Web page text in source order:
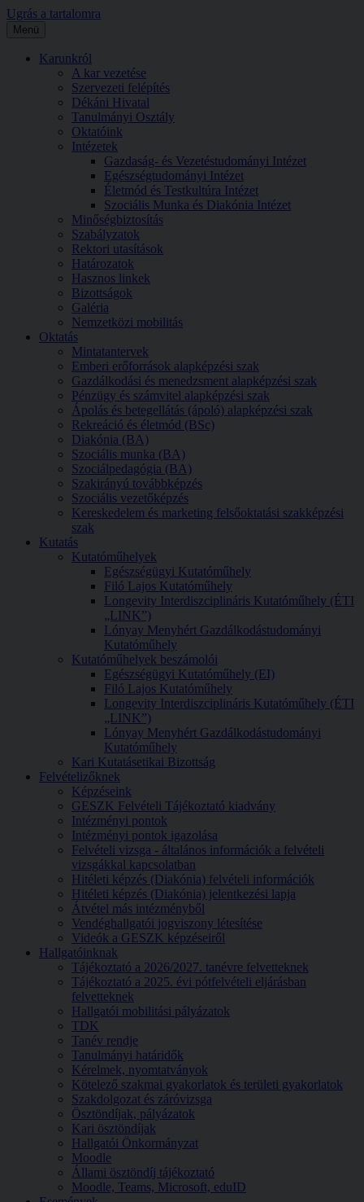
Ugrás a tartalomra
Menü
Karunkról
A kar vezetése
Szervezeti felépítés
Dékáni Hivatal
Tanulmányi Osztály
Oktatóink
Intézetek
Gazdaság- és Vezetéstudományi Intézet
Egészségtudományi Intézet
Életmód és Testkultúra Intézet
Szociális Munka és Diakónia Intézet
Minőségbiztosítás
Szabályzatok
Rektori utasítások
Határozatok
Hasznos linkek
Bizottságok
Galéria
Nemzetközi mobilitás
Oktatás
Mintatantervek
Emberi erőforrások alapképzési szak
Gazdálkodási és menedzsment alapképzési szak
Pénzügy és számvitel alapképzési szak
Ápolás és betegellátás (ápoló) alapképzési szak
Rekreáció és életmód (BSc)
Diakónia (BA)
Szociális munka (BA)
Szociálpedagógia (BA)
Szakirányú továbbképzés
Szociális vezetőképzés
Kereskedelem és marketing felsőoktatási szakképzési
szak
Kutatás
Kutatóműhelyek
Egészségügyi Kutatóműhely
Filó Lajos Kutatóműhely
Longevity Interdiszciplináris Kutatóműhely (ÉTI
„LINK”)
Lónyay Menyhért Gazdálkodástudományi
Kutatóműhely
Kutatóműhelyek beszámolói
Egészségügyi Kutatóműhely (EI)
Filó Lajos Kutatóműhely
Longevity Interdiszciplináris Kutatóműhely (ÉTI
„LINK”)
Lónyay Menyhért Gazdálkodástudományi
Kutatóműhely
Kari Kutatásetikai Bizottság
Felvételizőknek
Képzéseink
GESZK Felvételi Tájékoztató kiadvány
Intézményi pontok
Intézményi pontok igazolása
Felvételi vizsga - általános információk a felvételi
vizsgákkal kapcsolatban
Hitéleti képzés (Diakónia) felvételi információk
Hitéleti képzés (Diakónia) jelentkezési lapja
Átvétel más intézményből
Vendéghallgatói jogviszony létesítése
Videók a GESZK képzéseiről
Hallgatóinknak
Tájékoztató a 2026/2027. tanévre felvetteknek
Tájékoztató a 2025. évi pótfelvételi eljárásban
felvetteknek
Hallgatói mobilitási pályázatok
TDK
Tanév rendje
Tanulmányi határidők
Kérelmek, nyomtatványok
Kötelező szakmai gyakorlatok és területi gyakorlatok
Szakdolgozat és záróvizsga
Ösztöndíjak, pályázatok
Kari ösztöndíjak
Hallgatói Önkormányzat
Moodle
Állami ösztöndíj tájékoztató
Moodle, Teams, Microsoft, eduID